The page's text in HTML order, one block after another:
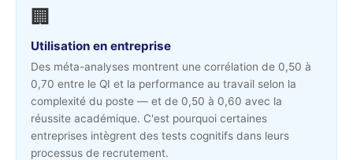
🏢
Utilisation en entreprise
Des méta-analyses montrent une corrélation de 0,50 à
0,70 entre le QI et la performance au travail selon la
complexité du poste — et de 0,50 à 0,60 avec la
réussite académique. C'est pourquoi certaines
entreprises intègrent des tests cognitifs dans leurs
processus de recrutement.